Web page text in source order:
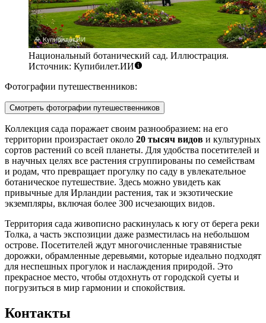
Национальный ботанический сад. Иллюстрация.
Источник: Купибилет.ИИ
Фотографии путешественников:
Смотреть фотографии путешественников
Коллекция сада поражает своим разнообразием: на его
территории произрастает около 20 тысяч видов и культурных
сортов растений со всей планеты. Для удобства посетителей и
в научных целях все растения сгруппированы по семействам
и родам, что превращает прогулку по саду в увлекательное
ботаническое путешествие. Здесь можно увидеть как
привычные для Ирландии растения, так и экзотические
экземпляры, включая более 300 исчезающих видов.
Территория сада живописно раскинулась к югу от берега реки
Толка, а часть экспозиции даже разместилась на небольшом
острове. Посетителей ждут многочисленные травянистые
дорожки, обрамленные деревьями, которые идеально подходят
для неспешных прогулок и наслаждения природой. Это
прекрасное место, чтобы отдохнуть от городской суеты и
погрузиться в мир гармонии и спокойствия.
Контакты